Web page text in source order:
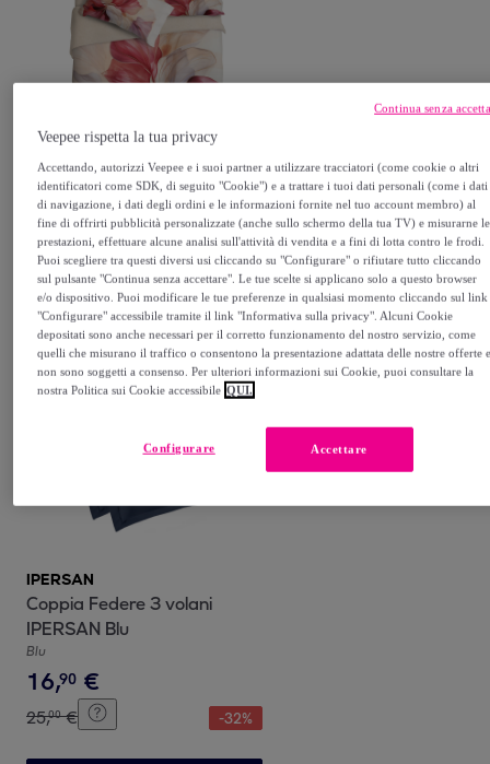
Parure copripiumino 2 Piazze
IPERSAN fotografico Fine-
Art Opera
Multicolore
69,90 €
150, € -53%
Acquisto rapido
IPERSAN
Coppia Federe 3 volani
IPERSAN Blu
Blu
16,90 €
25,00 € -32%
Veepee rispetta la tua privacy
Accettando, autorizzi Veepee e i suoi partner a utilizzare tracciatori (come cookie o altri
identificatori come SDK, di seguito "Cookie") e a trattare i tuoi dati personali (come i dati
di navigazione, i dati degli ordini e le informazioni fornite nel tuo account membro) al
fine di offrirti pubblicità personalizzate (anche sullo schermo della tua TV) e misurarne le
prestazioni, effettuare alcune analisi sull'attività di vendita e a fini di lotta contro le frodi.
Puoi scegliere tra questi diversi usi cliccando su "Configurare" o rifiutare tutto cliccando
sul pulsante "Continua senza accettare". Le tue scelte si applicano solo a questo browser
e/o dispositivo. Puoi modificare le tue preferenze in qualsiasi momento cliccando sul link
"Configurare" accessibile tramite il link "Informativa sulla privacy". Alcuni Cookie
depositati sono anche necessari per il corretto funzionamento del nostro servizio, come
quelli che misurano il traffico o consentono la presentazione adattata delle nostre offerte
non sono soggetti a consenso. Per ulteriori informazioni sui Cookie, puoi consultare la
nostra Politica sui Cookie accessibile QUI.
Accettare
Configurare
Continua senza